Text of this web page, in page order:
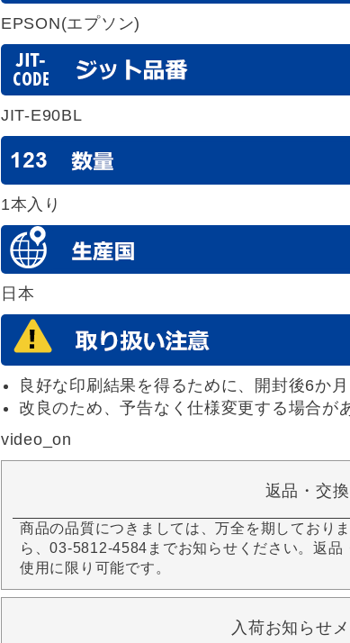
EPSON(エプソン)
JIT-E90BL
1本入り
日本
良好な印刷結果を得るために、開封後6か
改良のため、予告なく仕様変更する場合が
video_on
返品・交
商品の品質につきましては、万全を期しており
ら、03-5812-4584までお知らせください。返
使用に限り可能です。
入荷お知らせ